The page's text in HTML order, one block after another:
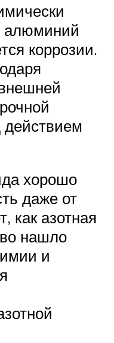
алюминий
коррозии.
действием
хорошо
даже от
как азотная
нашло
и